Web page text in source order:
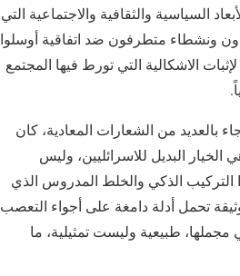
السياسية والثقافية والاجتماعية التي
ونشطاء متطرفون ضد اتفاقية أوسلوا
الاشكالية التي تورط فيها المجتمع
بالعديد من الشعارات المعادية، كان
البديل للاسرائليين، وليس
التركيب الذكي والخلط المدروس الذي
تحمل أدلة دامغة على أجواء التعصب
طبيعية وليست تمثيلية، ما